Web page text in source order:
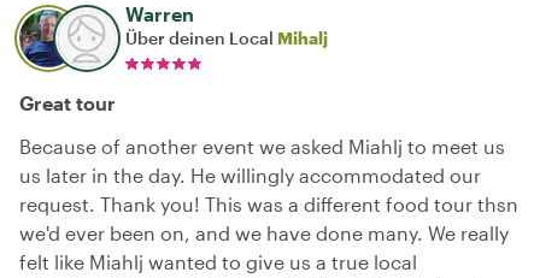
Warren
Über deinen Local Mihalj
Great tour
Because of another event we asked Miahlj to meet us
us later in the day. He willingly accommodated our
request. Thank you! This was a different food tour thsn
we'd ever been on, and we have done many. We really
felt like Miahlj wanted to give us a true local